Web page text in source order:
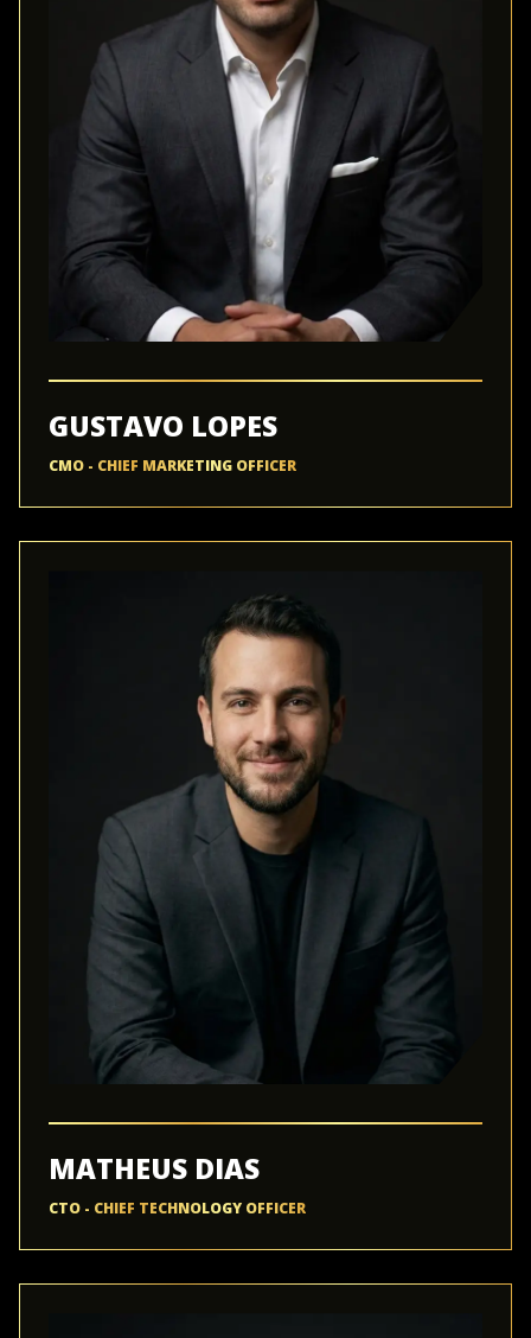
GUSTAVO LOPES
CMO - CHIEF MARKETING OFFICER
MATHEUS DIAS
CTO - CHIEF TECHNOLOGY OFFICER